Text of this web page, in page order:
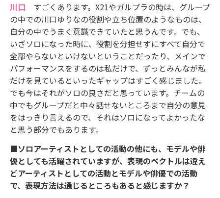
川口 すごくあります。X21やガルプラの時は、グループ
の中での川口ゆりなの役割や立ち位置のようなものは、
自分の中でうまく意識できていたと思うんです。でも、
いざソロになった時に、役割を分担せずにすべて自分で
全部やらないといけないということだったり、メインで
パフォーマンスをするのは私だけで、ずっとみんなが私
だけを見ているといったギャップはすごく感じました。
でも今はそれがソロの良さだと思っています。チームの
中でもグループだと中々話せないところまで自分の意見
をはっきり言えるので、それはソロになってよかったな
と思う部分でもあります。
■ソロアーティストとしての活動の他にも、モデルや俳
優としても活躍されていますが、表現のベクトルは違え
どアーティストとしての活動とモデルや俳優での活動
で、表現方法は通じるところもあると感じますか？